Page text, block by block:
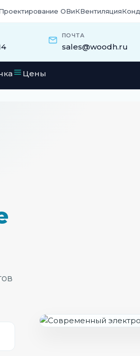
ОВиКВентиляция
ПОЧТА
sales@woodh.ru
Цены